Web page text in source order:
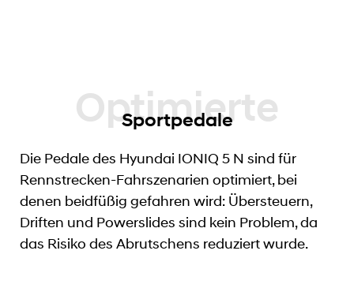
Sportpedale
Die Pedale des Hyundai IONIQ 5 N sind für
Rennstrecken-Fahrszenarien optimiert, bei
denen beidfüßig gefahren wird: Übersteuern,
Driften und Powerslides sind kein Problem, da
das Risiko des Abrutschens reduziert wurde.